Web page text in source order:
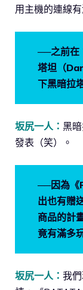
用主機的連線
──之前在
塔坦（
下黑暗拉
坂尻一人： 黑
發表（笑）。
──因為《
出也有贈
商品的計
竟有滿多
坂尻一人： 我